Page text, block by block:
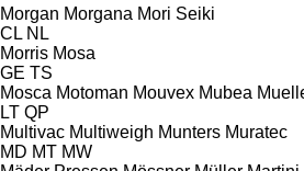
Morgan Morgana Mori Seiki
CL NL
Morris Mosa
GE TS
Mosca Motoman Mouvex Mubea
LT QP
Multivac Multiweigh Munters Muratec
MD MT MW